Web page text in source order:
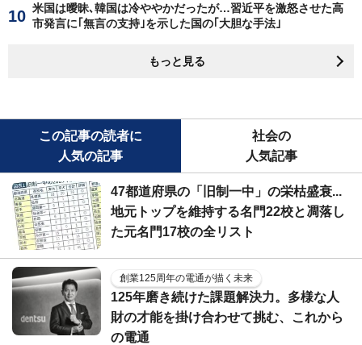
米国は曖昧､韓国は冷ややかだったが…習近平を激怒させた高
市発言に｢無言の支持｣を示した国の｢大胆な手法｣
もっと見る
この記事の読者に
人気の記事
社会の
人気記事
47都道府県の「旧制一中」の栄枯盛衰...
地元トップを維持する名門22校と凋落し
た元名門17校の全リスト
創業125周年の電通が描く未来
125年磨き続けた課題解決力。多様な人
財の才能を掛け合わせて挑む、これから
の電通